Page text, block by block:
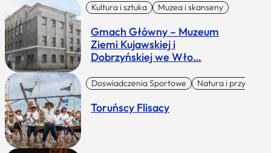
Kultura i sztuka Muzea i skanseny
Gmach Główny – Muzeum
Ziemi Kujawskiej i
Dobrzyńskiej we Wło…
Doswiadczenia Sportowe Natura i przygoda
Toruńscy Flisacy